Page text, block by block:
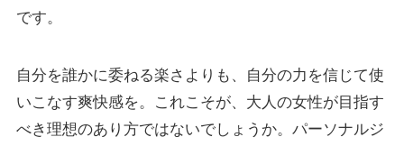
です。
自分を誰かに委ねる楽さよりも、自分の力を信じて使
いこなす爽快感を。これこそが、大人の女性が目指す
べき理想のあり方ではないでしょうか。パーソナルジ